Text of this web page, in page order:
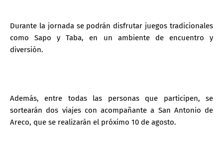
Durante la jornada se podrán disfrutar juegos tradicionales
como Sapo y Taba, en un ambiente de encuentro y
diversión.
Además, entre todas las personas que participen, se
sortearán dos viajes con acompañante a San Antonio de
Areco, que se realizarán el próximo 10 de agosto.